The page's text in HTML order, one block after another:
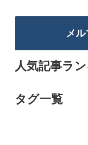
メル
人気記事ラ
タグ一覧